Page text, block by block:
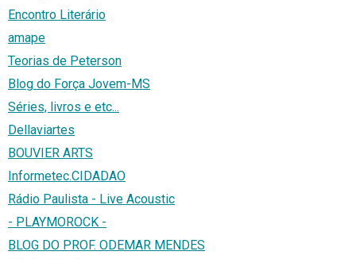
Encontro Literário
amape
Teorias de Peterson
Blog do Força Jovem-MS
Séries, livros e etc...
Dellaviartes
BOUVIER ARTS
Informetec.CIDADAO
Rádio Paulista - Live Acoustic
- PLAYMOROCK -
BLOG DO PROF. ODEMAR MENDES